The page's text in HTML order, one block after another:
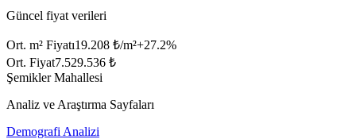
Güncel fiyat verileri
Ort. m² Fiyatı19.208 ₺/m²+27.2%
Ort. Fiyat7.529.536 ₺
Şemikler Mahallesi
Analiz ve Araştırma Sayfaları
Demografi Analizi